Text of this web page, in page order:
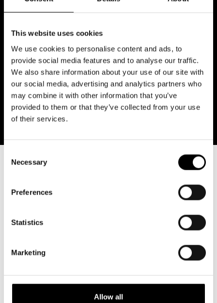
This website uses cookies
We use cookies to personalise content and ads, to
provide social media features and to analyse our traffic.
We also share information about your use of our site with
our social media, advertising and analytics partners who
may combine it with other information that you’ve
provided to them or that they’ve collected from your use
of their services.
Selection
Necessary
Preferences
Statistics
Marketing
Allow all
24 25 26 27 28 29 30
Trailer